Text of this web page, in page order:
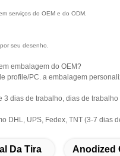
serviços do OEM e do ODM.
seu desenho.
embalagem do OEM?
profile/PC. a embalagem
3 dias de trabalho, dias de
DHL, UPS, Fedex, TNT (3-7 dias
Da Tira Anodized